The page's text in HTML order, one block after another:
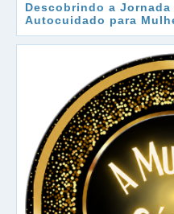
Descobrindo a Jornada
Autocuidado para